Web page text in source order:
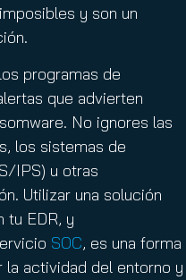
y son un
los programas de
que advierten
No ignores las
los sistemas de
IPS) u otras
Utilizar una solución
tu EDR, y
SOC, es una forma
actividad del entorno y